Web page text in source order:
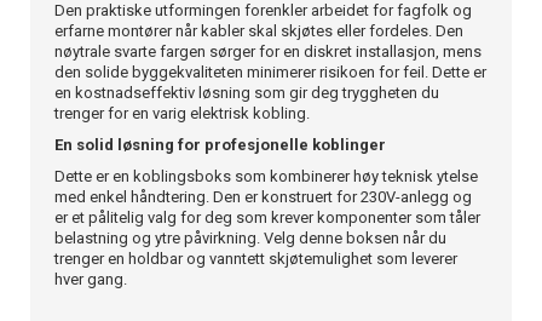
Den praktiske utformingen forenkler arbeidet for fagfolk og
erfarne montører når kabler skal skjøtes eller fordeles. Den
nøytrale svarte fargen sørger for en diskret installasjon, mens
den solide byggekvaliteten minimerer risikoen for feil. Dette er
en kostnadseffektiv løsning som gir deg tryggheten du
trenger for en varig elektrisk kobling.
En solid løsning for profesjonelle koblinger
Dette er en koblingsboks som kombinerer høy teknisk ytelse
med enkel håndtering. Den er konstruert for 230V-anlegg og
er et pålitelig valg for deg som krever komponenter som tåler
belastning og ytre påvirkning. Velg denne boksen når du
trenger en holdbar og vanntett skjøtemulighet som leverer
hver gang.